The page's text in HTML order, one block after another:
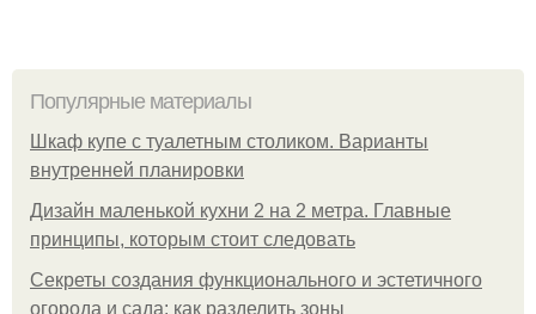
Популярные материалы
Шкаф купе с туалетным столиком. Варианты
внутренней планировки
Дизайн маленькой кухни 2 на 2 метра. Главные
принципы, которым стоит следовать
Секреты создания функционального и эстетичного
огорода и сада: как разделить зоны